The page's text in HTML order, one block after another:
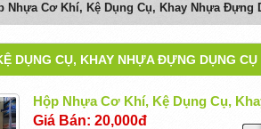
Nhựa Cơ Khí, Kệ Dụng Cụ, Khay Nhựa Đựng
DỤNG CỤ, KHAY NHỰA ĐỰNG DỤNG CỤ
Hộp Nhựa Cơ Khí, Kệ Dụng Cụ,
Giá Bán: 20,000đ